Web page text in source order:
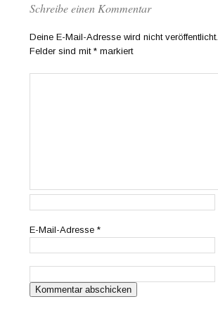
Schreibe einen Kommentar
Deine E-Mail-Adresse wird nicht veröffentlicht.
Felder sind mit* markiert
E-Mail-Adresse*